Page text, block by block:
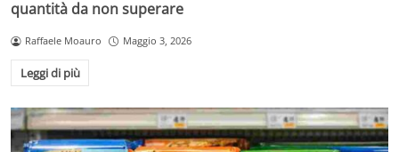
quantità da non superare
Raffaele Moauro Maggio 3, 2026
Leggi di più